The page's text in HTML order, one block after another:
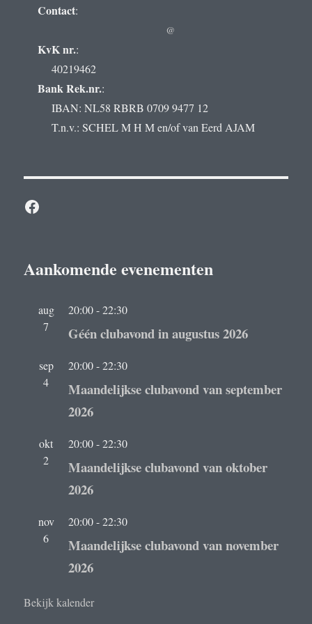
Contact:
@
KvK nr.:
40219462
Bank Rek.nr.:
IBAN: NL58 RBRB 0709 9477 12
T.n.v.: SCHEL M H M en/of van Eerd AJAM
Facebook
Aankomende evenementen
aug
7
20:00-22:30
Géén clubavond in augustus 2026
sep
4
20:00-22:30
Maandelijkse clubavond van september
2026
okt
2
20:00-22:30
Maandelijkse clubavond van oktober
2026
nov
6
20:00-22:30
Maandelijkse clubavond van november
2026
Bekijk kalender